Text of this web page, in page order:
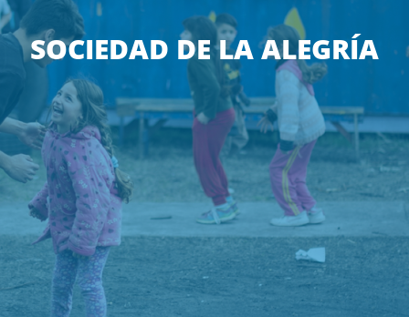
SOCIEDAD DE LA ALEGRÍ­A